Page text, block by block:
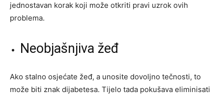
jednostavan korak koji može otkriti pravi uzrok ovih
problema.
Neobjašnjiva žeđ
Ako stalno osjećate žeđ, a unosite dovoljno tečnosti, to
može biti znak dijabetesa. Tijelo tada pokušava eliminisati